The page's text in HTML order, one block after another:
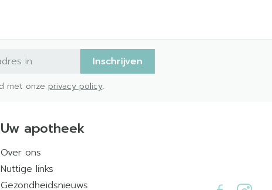
Inschrijven
met onze privacy policy.
Uw apotheek
Over ons
Nuttige links
Gezondheidsnieuws